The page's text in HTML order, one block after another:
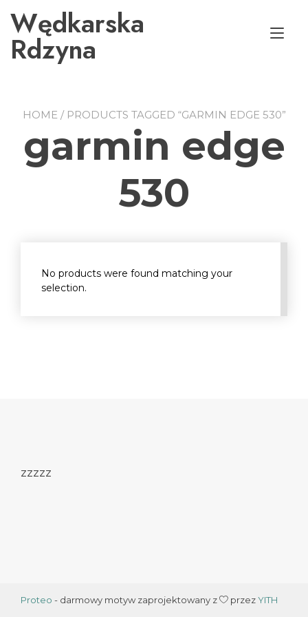
do
treściWędkarska
Rdzyna
HOME/ PRODUCTS TAGGED “GARMIN EDGE 530”
garmin edge
530
No products were found matching your
selection.
zzzzz
Proteo - darmowy motyw zaprojektowany z przezYITH